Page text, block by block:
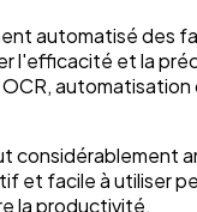
automatisé des
l'efficacité et la
considérablement
et facile à utiliser
la productivité.